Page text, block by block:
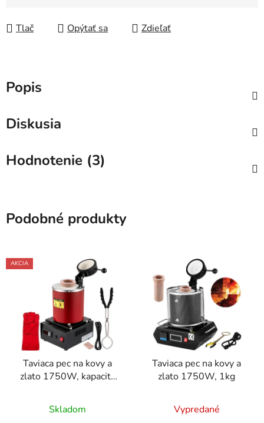
Tlač Opýtať sa Zdieľať
Popis
Diskusia
Hodnotenie (3)
Podobné produkty
AKCIA
Taviaca pec na kovy a
zlato 1750W, kapacita
hodnotenie
Skladom
Taviaca pec na kovy a
zlato 1750W, 1kg
Vypredané